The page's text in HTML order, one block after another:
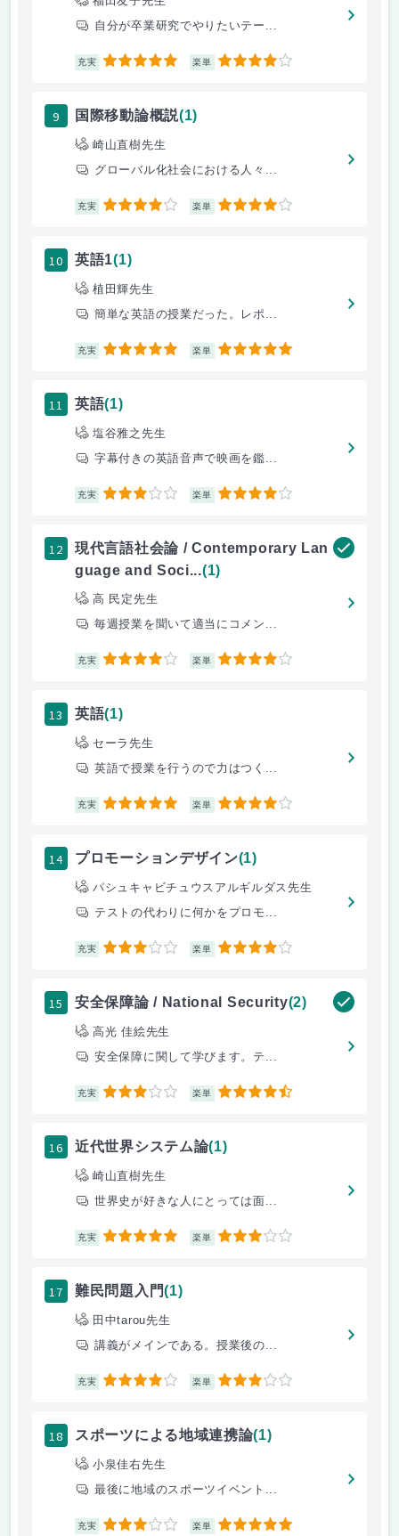
自分が卒業研究でやりたいテー...
充実 5 楽単 4
9 国際移動論概説(1)
崎山直樹先生
グローバル化社会における人々...
充実 4 楽単 4
10 英語1(1)
植田輝先生
簡単な英語の授業だった。レポ...
充実 5 楽単 5
11 英語(1)
塩谷雅之先生
字幕付きの英語音声で映画を鑑...
充実 3 楽単 4
12
現代言語社会論 / Contemporary Lan
guage and Soci...(1)
高 民定先生
毎週授業を聞いて適当にコメン...
充実 4 楽単 4
13 英語(1)
セーラ先生
英語で授業を行うので力はつく...
充実 5 楽単 4
14 プロモーションデザイン(1)
パシュキャビチュウスアルギルダス先生
テストの代わりに何かをプロモ...
充実 3 楽単 4
15 安全保障論 / National Security(2)
高光 佳絵先生
安全保障に関して学びます。テ...
充実 3 楽単 4.5
16 近代世界システム論(1)
崎山直樹先生
世界史が好きな人にとっては面...
充実 5 楽単 3
17 難民問題入門(1)
田中tarou先生
講義がメインである。授業後の...
充実 4 楽単 3
18 スポーツによる地域連携論(1)
小泉佳右先生
最後に地域のスポーツイベント...
充実 3 楽単 5